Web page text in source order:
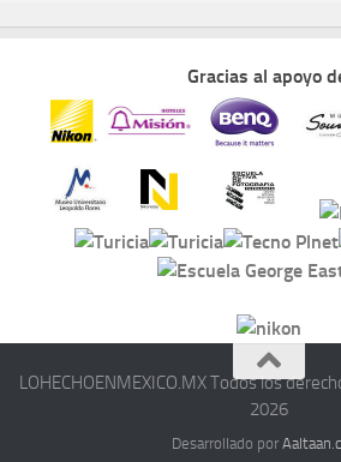
Gracias al apoyo
LOHECHOENMEXICO.MX Todos los
2026
Desarrollado por